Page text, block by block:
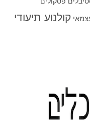
קולנוע תיעודי